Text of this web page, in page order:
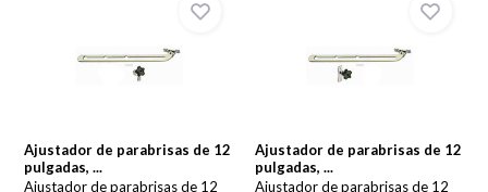
Ajustador de parabrisas de 12
pulgadas, ...
Ajustador de parabrisas de 12
Ajustador de parabrisas de 12
pulgadas, ...
Ajustador de parabrisas de 12